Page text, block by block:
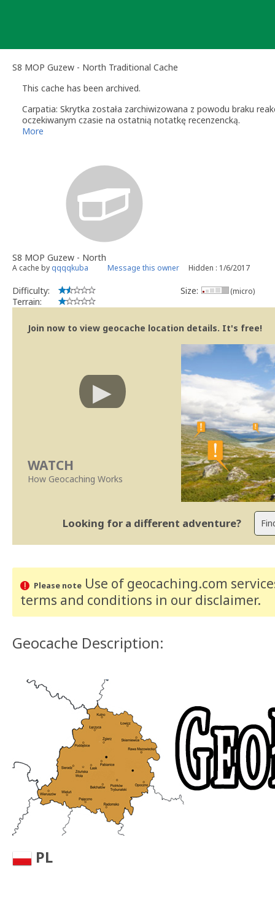
S8 MOP Guzew - North Traditional Cache
This cache has been archived.
Carpatia: Skrytka została zarchiwizowana z powodu braku
oczekiwanym czasie na ostatnią notatkę recenzencką.
Jeśli w terenie pozostały jakieś resztki po skrytce, proszę je
More
S8 MOP Guzew - North
A cache by qqqqkuba Message this owner Hidden : 1/6/2017
Difficulty:
Terrain:
Size: (micro)
Join now to view geocache location details. It's free!
WATCH
How Geocaching Works
Looking for a different adventure?
Please noteUse of geocaching.com
terms and conditions in our disclaimer.
Geocache Description:
PL